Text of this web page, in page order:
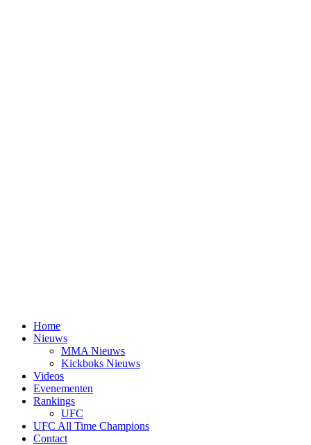
Home
Nieuws
MMA Nieuws
Kickboks Nieuws
Videos
Evenementen
Rankings
UFC
UFC All Time Champions
Contact